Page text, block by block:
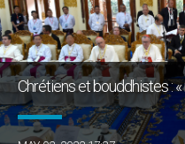
Chrétiens et bouddhistes :